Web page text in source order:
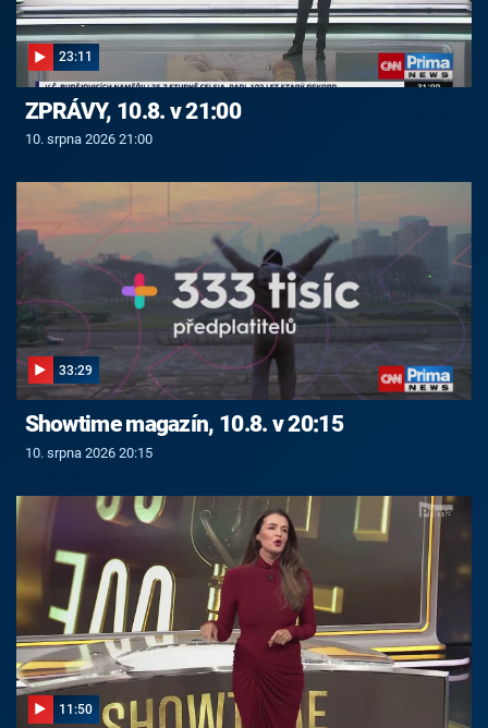
23:11
ZPRÁVY, 10.8. v 21:00
10. srpna 2026 21:00
33:29
Showtime magazín, 10.8. v 20:15
10. srpna 2026 20:15
11:50